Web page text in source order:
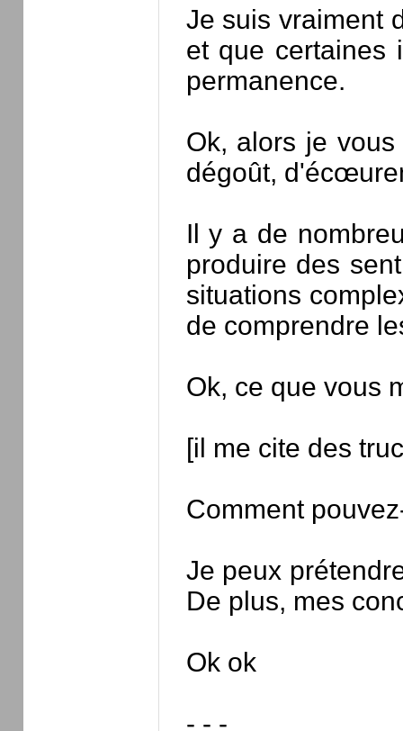
Je suis vraiment
et que certaines
permanence.
Ok, alors je
dégoût,
Il y a de
produire des
situations
de comprendre
Ok, ce que vous
[il me cite des
Comment
Je peux
De plus, mes
Ok ok
- - -